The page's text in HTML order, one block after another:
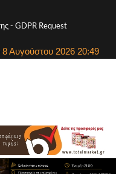
- GDPR Request
Αυγούστου 2026 20:49